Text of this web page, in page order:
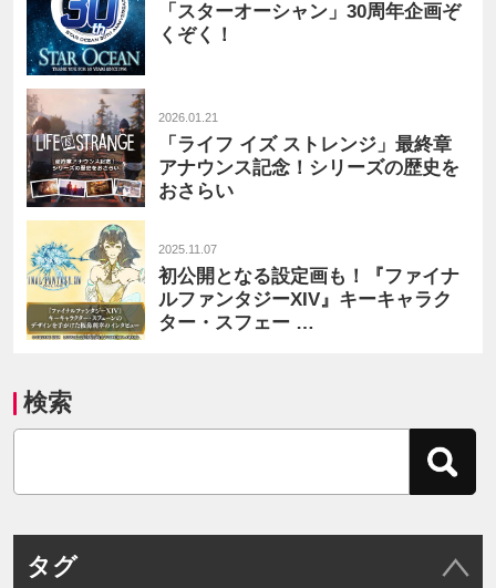
「スターオーシャン」30周年企画ぞ
くぞく！
2026.01.21
「ライフ イズ ストレンジ」最終章
アナウンス記念！シリーズの歴史を
おさらい
2025.11.07
初公開となる設定画も！『ファイナ
ルファンタジーXIV』キーキャラク
ター・スフェー …
検索
タグ